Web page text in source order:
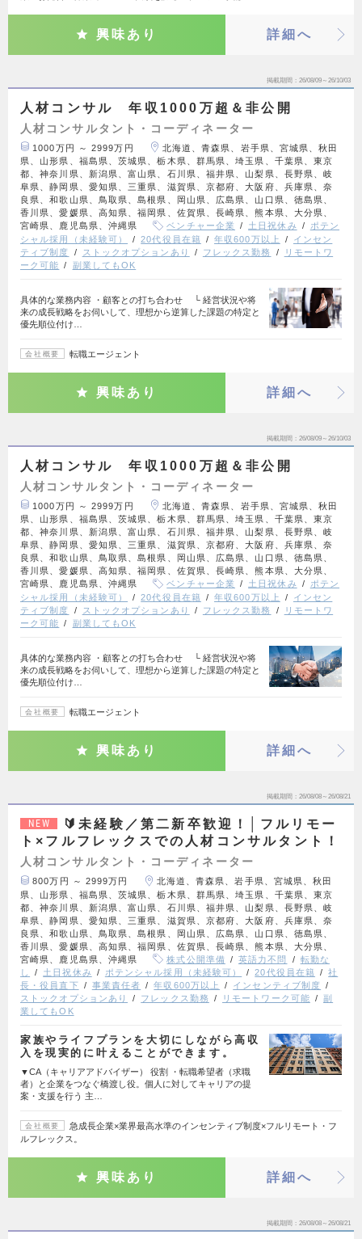
興味あり 詳細へ
掲載期間 26/08/09～26/10/03
人材コンサル 年収1000万超＆非公開
人材コンサルタント・コーディネーター
1000万円 ～ 2999万円
北海道、青森県、岩手県、宮城県、秋田
県、山形県、福島県、茨城県、栃木県、群馬県、埼玉県、千葉県、東京
都、神奈川県、新潟県、富山県、石川県、福井県、山梨県、長野県、岐
阜県、静岡県、愛知県、三重県、滋賀県、京都府、大阪府、兵庫県、奈
良県、和歌山県、鳥取県、島根県、岡山県、広島県、山口県、徳島県、
香川県、愛媛県、高知県、福岡県、佐賀県、長崎県、熊本県、大分県、
宮崎県、鹿児島県、沖縄県
ベンチャー企業 土日祝休み
ポテン
シャル採用（未経験可）
20代役員在籍 年収600万以上
インセン
ティブ制度
ストックオプションあり フレックス勤務
リモートワ
ーク可能
副業してもOK
具体的な業務内容 ・顧客との打ち合わせ └ 経営状況や将
来の成長戦略をお伺いして、理想から逆算した課題の特定と
優先順位付け…
会社概要 転職エージェント
興味あり 詳細へ
掲載期間 26/08/09～26/10/03
人材コンサル 年収1000万超＆非公開
人材コンサルタント・コーディネーター
1000万円 ～ 2999万円
北海道、青森県、岩手県、宮城県、秋田
県、山形県、福島県、茨城県、栃木県、群馬県、埼玉県、千葉県、東京
都、神奈川県、新潟県、富山県、石川県、福井県、山梨県、長野県、岐
阜県、静岡県、愛知県、三重県、滋賀県、京都府、大阪府、兵庫県、奈
良県、和歌山県、鳥取県、島根県、岡山県、広島県、山口県、徳島県、
香川県、愛媛県、高知県、福岡県、佐賀県、長崎県、熊本県、大分県、
宮崎県、鹿児島県、沖縄県
ベンチャー企業 土日祝休み
ポテン
シャル採用（未経験可）
20代役員在籍 年収600万以上
インセン
ティブ制度
ストックオプションあり フレックス勤務
リモートワ
ーク可能
副業してもOK
具体的な業務内容 ・顧客との打ち合わせ └ 経営状況や将
来の成長戦略をお伺いして、理想から逆算した課題の特定と
優先順位付け…
会社概要 転職エージェント
興味あり 詳細へ
掲載期間 26/08/08～26/08/21
NEW
🔰未経験／第二新卒歓迎！│フルリモー
ト×フルフレックスでの人材コンサルタント！
人材コンサルタント・コーディネーター
800万円 ～ 2999万円
北海道、青森県、岩手県、宮城県、秋田
県、山形県、福島県、茨城県、栃木県、群馬県、埼玉県、千葉県、東京
都、神奈川県、新潟県、富山県、石川県、福井県、山梨県、長野県、岐
阜県、静岡県、愛知県、三重県、滋賀県、京都府、大阪府、兵庫県、奈
良県、和歌山県、鳥取県、島根県、岡山県、広島県、山口県、徳島県、
香川県、愛媛県、高知県、福岡県、佐賀県、長崎県、熊本県、大分県、
宮崎県、鹿児島県、沖縄県
株式公開準備 英語力不問
転勤な
し
土日祝休み ポテンシャル採用（未経験可） 20代役員在籍
社
長・役員直下
事業責任者 年収600万以上
インセンティブ制度
ストックオプションあり
フレックス勤務 リモートワーク可能
副
業してもOK
家族やライフプランを大切にしながら高収
入を現実的に叶えることができます。
▼CA（キャリアアドバイザー） 役割 ・転職希望者（求職
者）と企業をつなぐ橋渡し役。個人に対してキャリアの提
案・支援を行う 主…
会社概要
急成長企業×業界最高水準のインセンティブ制度×フルリモート・フ
ルフレックス。
興味あり 詳細へ
掲載期間 26/08/08～26/08/21